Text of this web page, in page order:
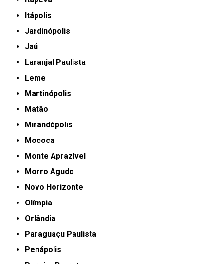
Itápolis
Jardinópolis
Jaú
Laranjal Paulista
Leme
Martinópolis
Matão
Mirandópolis
Mococa
Monte Aprazível
Morro Agudo
Novo Horizonte
Olímpia
Orlândia
Paraguaçu Paulista
Penápolis